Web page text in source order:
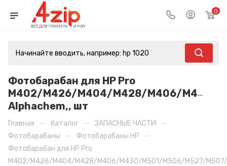
0
Фотобарабан для HP Pro
M402/M426/M404/M428/M406/M430/
Аlphachem,, шт
Главная — Каталог — ЗАПАСНЫЕ ЧАСТИ —
Фотобарабаны — Фотобарабаны HP —
Фотобарабан для HP Pro
M402/M426/M404/M428/M406/M430/M501/M506/M527/